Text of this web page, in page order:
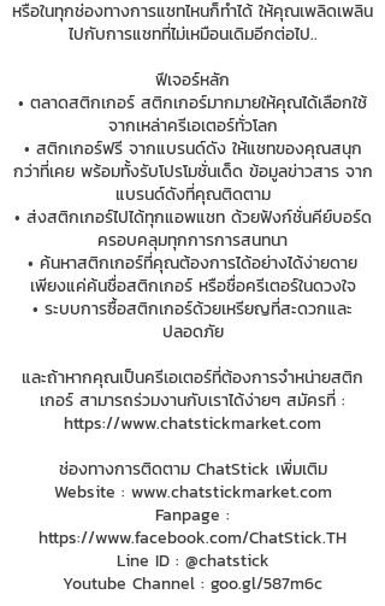
หรือในทุกช่องทางการแชทไหนก็ทำได้ ให้คุณเพลิดเพลิน
ไปกับการแชทที่ไม่เหมือนเดิมอีกต่อไป..
ฟีเจอร์หลัก
• ตลาดสติกเกอร์ สติกเกอร์มากมายให้คุณได้เลือกใช้
จากเหล่าครีเอเตอร์ทั่วโลก
• สติกเกอร์ฟรี จากแบรนด์ดัง ให้แชทของคุณสนุก
กว่าที่เคย พร้อมทั้งรับโปรโมชั่นเด็ด ข้อมูลข่าวสาร จาก
แบรนด์ดังที่คุณติดตาม
• ส่งสติกเกอร์ไปได้ทุกแอพแชท ด้วยฟังก์ชั่นคีย์บอร์ด
ครอบคลุมทุกการการสนทนา
• ค้นหาสติกเกอร์ที่คุณต้องการได้อย่างได้ง่ายดาย
เพียงแค่ค้นชื่อสติกเกอร์ หรือชื่อครีเตอร์ในดวงใจ
• ระบบการซื้อสติกเกอร์ด้วยเหรียญที่สะดวกและ
ปลอดภัย
และถ้าหากคุณเป็นครีเอเตอร์ที่ต้องการจำหน่ายสติก
เกอร์ สามารถร่วมงานกับเราได้ง่ายๆ สมัครที่ :
https://www.chatstickmarket.com
ช่องทางการติดตาม ChatStick เพิ่มเติม
Website : www.chatstickmarket.com
Fanpage :
https://www.facebook.com/ChatStick.TH
Line ID : @chatstick
Youtube Channel : goo.gl/587m6c